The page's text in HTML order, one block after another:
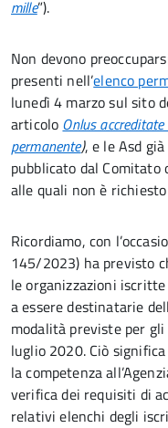
mille”).
Non devono
presenti nell’elenco
lunedì 4 marzo sul sito
articolo Onlus
permanente), e le Asd
pubblicato dal Comitato
alle quali non è
Ricordiamo, con
145/2023) ha previsto
le organizzazioni
a essere destinatarie
modalità previste per
luglio 2020. Ciò
la competenza
verifica dei requisiti di
relativi elenchi degli